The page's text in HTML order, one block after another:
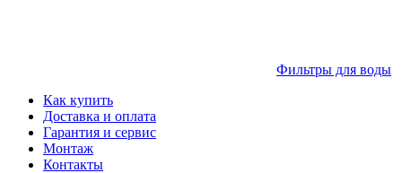
Фильтры для воды
Как купить
Доставка и оплата
Гарантия и сервис
Монтаж
Контакты